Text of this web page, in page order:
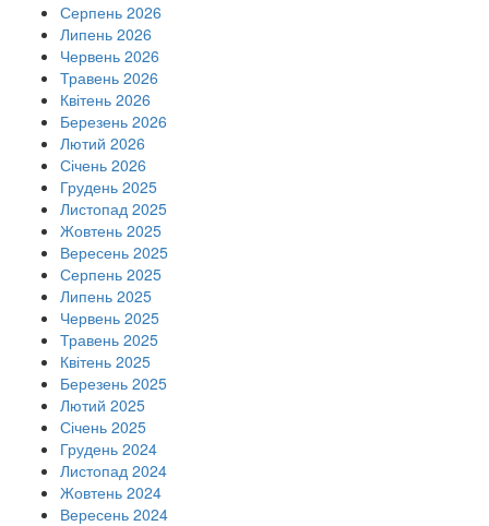
Серпень 2026
Липень 2026
Червень 2026
Травень 2026
Квітень 2026
Березень 2026
Лютий 2026
Січень 2026
Грудень 2025
Листопад 2025
Жовтень 2025
Вересень 2025
Серпень 2025
Липень 2025
Червень 2025
Травень 2025
Квітень 2025
Березень 2025
Лютий 2025
Січень 2025
Грудень 2024
Листопад 2024
Жовтень 2024
Вересень 2024